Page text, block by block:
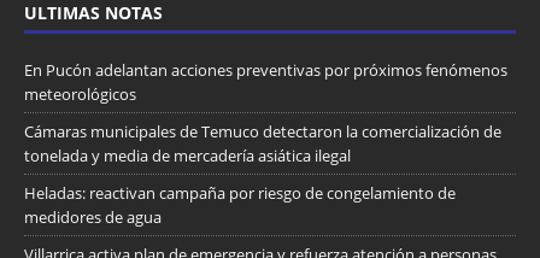
ULTIMAS NOTAS
En Pucón adelantan acciones preventivas por próximos fenómenos
meteorológicos
Cámaras municipales de Temuco detectaron la comercialización de
tonelada y media de mercadería asiática ilegal
Heladas: reactivan campaña por riesgo de congelamiento de
medidores de agua